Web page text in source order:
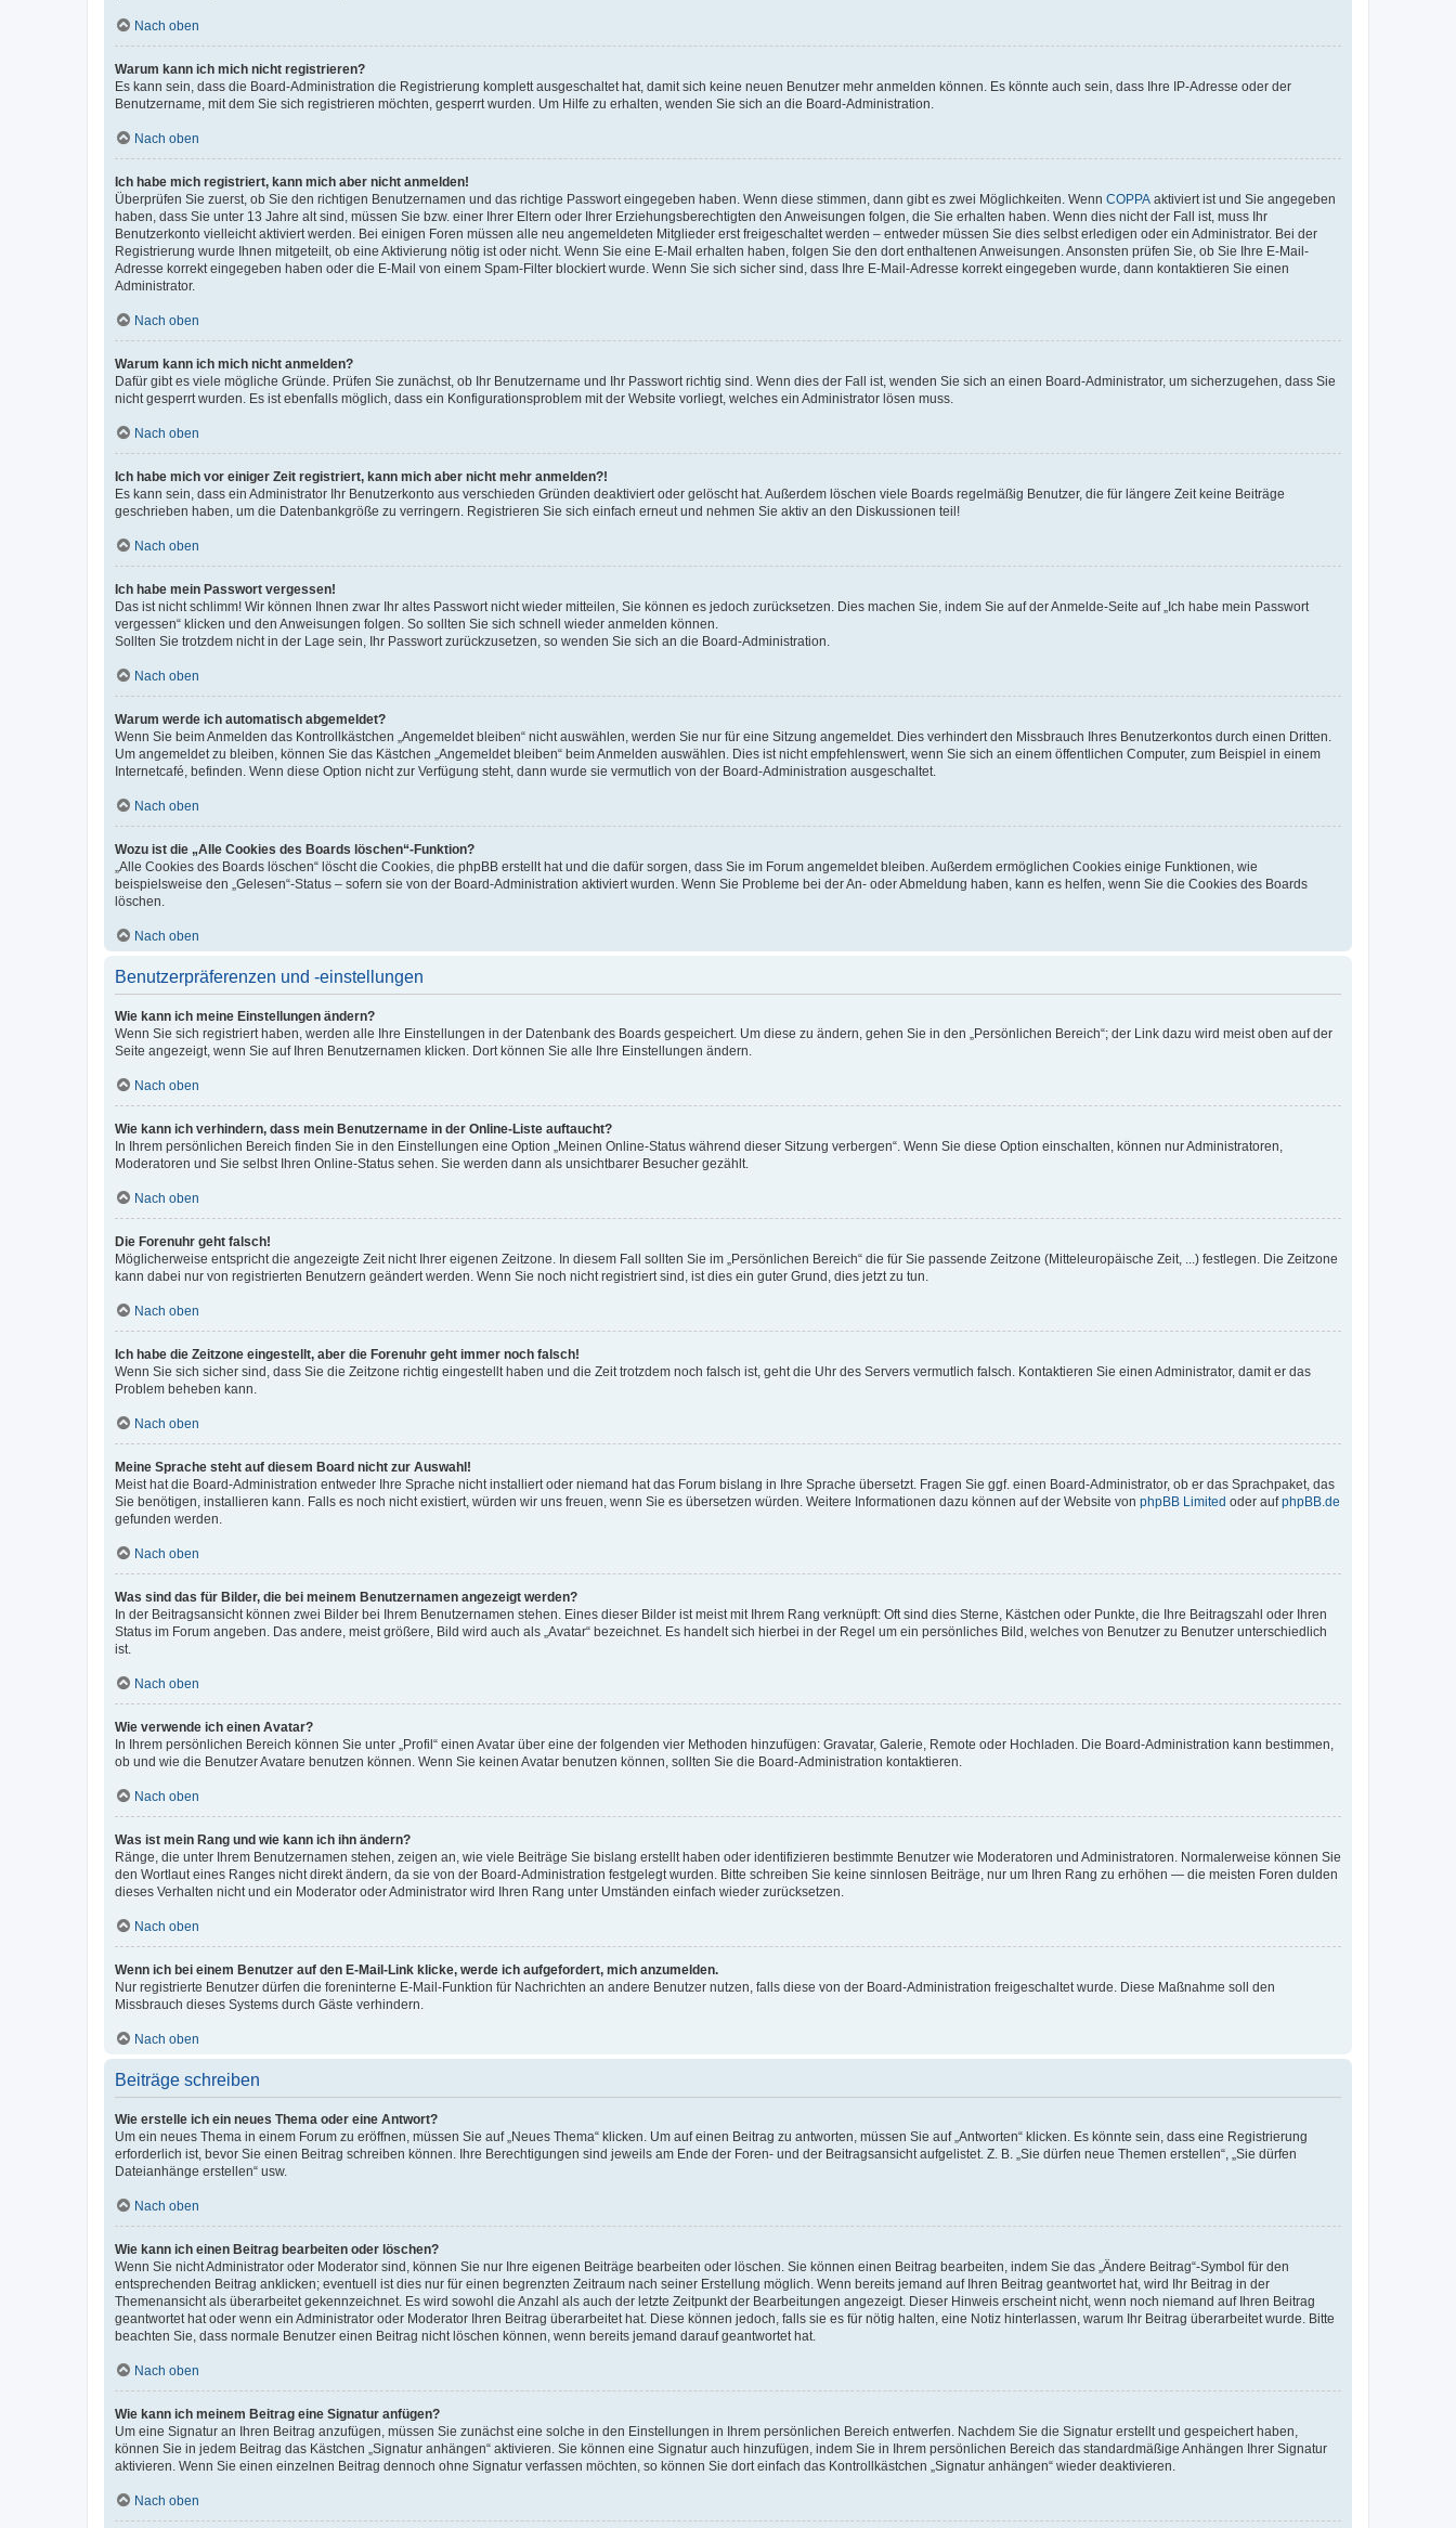
Nach oben
Warum kann ich mich nicht registrieren?
Es kann sein, dass die Board-Administration die Registrierung komplett ausgeschaltet hat, damit sich keine neuen Benutzer mehr anmelden können. Es könnte auch sein, dass Ihre IP-Adresse oder der
Benutzername, mit dem Sie sich registrieren möchten, gesperrt wurden. Um Hilfe zu erhalten, wenden Sie sich an die Board-Administration.
Nach oben
Ich habe mich registriert, kann mich aber nicht anmelden!
Überprüfen Sie zuerst, ob Sie den richtigen Benutzernamen und das richtige Passwort eingegeben haben. Wenn diese stimmen, dann gibt es zwei Möglichkeiten. Wenn COPPA aktiviert ist und Sie angegeben
haben, dass Sie unter 13 Jahre alt sind, müssen Sie bzw. einer Ihrer Eltern oder Ihrer Erziehungsberechtigten den Anweisungen folgen, die Sie erhalten haben. Wenn dies nicht der Fall ist, muss Ihr
Benutzerkonto vielleicht aktiviert werden. Bei einigen Foren müssen alle neu angemeldeten Mitglieder erst freigeschaltet werden – entweder müssen Sie dies selbst erledigen oder ein Administrator. Bei der
Registrierung wurde Ihnen mitgeteilt, ob eine Aktivierung nötig ist oder nicht. Wenn Sie eine E-Mail erhalten haben, folgen Sie den dort enthaltenen Anweisungen. Ansonsten prüfen Sie, ob Sie Ihre E-Mail-
Adresse korrekt eingegeben haben oder die E-Mail von einem Spam-Filter blockiert wurde. Wenn Sie sich sicher sind, dass Ihre E-Mail-Adresse korrekt eingegeben wurde, dann kontaktieren Sie einen
Administrator.
Nach oben
Warum kann ich mich nicht anmelden?
Dafür gibt es viele mögliche Gründe. Prüfen Sie zunächst, ob Ihr Benutzername und Ihr Passwort richtig sind. Wenn dies der Fall ist, wenden Sie sich an einen Board-Administrator, um sicherzugehen, dass Sie
nicht gesperrt wurden. Es ist ebenfalls möglich, dass ein Konfigurationsproblem mit der Website vorliegt, welches ein Administrator lösen muss.
Nach oben
Ich habe mich vor einiger Zeit registriert, kann mich aber nicht mehr anmelden?!
Es kann sein, dass ein Administrator Ihr Benutzerkonto aus verschieden Gründen deaktiviert oder gelöscht hat. Außerdem löschen viele Boards regelmäßig Benutzer, die für längere Zeit keine Beiträge
geschrieben haben, um die Datenbankgröße zu verringern. Registrieren Sie sich einfach erneut und nehmen Sie aktiv an den Diskussionen teil!
Nach oben
Ich habe mein Passwort vergessen!
Das ist nicht schlimm! Wir können Ihnen zwar Ihr altes Passwort nicht wieder mitteilen, Sie können es jedoch zurücksetzen. Dies machen Sie, indem Sie auf der Anmelde-Seite auf „Ich habe mein Passwort
vergessen“ klicken und den Anweisungen folgen. So sollten Sie sich schnell wieder anmelden können.
Sollten Sie trotzdem nicht in der Lage sein, Ihr Passwort zurückzusetzen, so wenden Sie sich an die Board-Administration.
Nach oben
Warum werde ich automatisch abgemeldet?
Wenn Sie beim Anmelden das Kontrollkästchen „Angemeldet bleiben“ nicht auswählen, werden Sie nur für eine Sitzung angemeldet. Dies verhindert den Missbrauch Ihres Benutzerkontos durch einen Dritten.
Um angemeldet zu bleiben, können Sie das Kästchen „Angemeldet bleiben“ beim Anmelden auswählen. Dies ist nicht empfehlenswert, wenn Sie sich an einem öffentlichen Computer, zum Beispiel in einem
Internetcafé, befinden. Wenn diese Option nicht zur Verfügung steht, dann wurde sie vermutlich von der Board-Administration ausgeschaltet.
Nach oben
Wozu ist die „Alle Cookies des Boards löschen“-Funktion?
„Alle Cookies des Boards löschen“ löscht die Cookies, die phpBB erstellt hat und die dafür sorgen, dass Sie im Forum angemeldet bleiben. Außerdem ermöglichen Cookies einige Funktionen, wie
beispielsweise den „Gelesen“-Status – sofern sie von der Board-Administration aktiviert wurden. Wenn Sie Probleme bei der An- oder Abmeldung haben, kann es helfen, wenn Sie die Cookies des Boards
löschen.
Nach oben
Benutzerpräferenzen und -einstellungen
Wie kann ich meine Einstellungen ändern?
Wenn Sie sich registriert haben, werden alle Ihre Einstellungen in der Datenbank des Boards gespeichert. Um diese zu ändern, gehen Sie in den „Persönlichen Bereich“; der Link dazu wird meist oben auf der
Seite angezeigt, wenn Sie auf Ihren Benutzernamen klicken. Dort können Sie alle Ihre Einstellungen ändern.
Nach oben
Wie kann ich verhindern, dass mein Benutzername in der Online-Liste auftaucht?
In Ihrem persönlichen Bereich finden Sie in den Einstellungen eine Option „Meinen Online-Status während dieser Sitzung verbergen“. Wenn Sie diese Option einschalten, können nur Administratoren,
Moderatoren und Sie selbst Ihren Online-Status sehen. Sie werden dann als unsichtbarer Besucher gezählt.
Nach oben
Die Forenuhr geht falsch!
Möglicherweise entspricht die angezeigte Zeit nicht Ihrer eigenen Zeitzone. In diesem Fall sollten Sie im „Persönlichen Bereich“ die für Sie passende Zeitzone (Mitteleuropäische Zeit, ...) festlegen. Die Zeitzone
kann dabei nur von registrierten Benutzern geändert werden. Wenn Sie noch nicht registriert sind, ist dies ein guter Grund, dies jetzt zu tun.
Nach oben
Ich habe die Zeitzone eingestellt, aber die Forenuhr geht immer noch falsch!
Wenn Sie sich sicher sind, dass Sie die Zeitzone richtig eingestellt haben und die Zeit trotzdem noch falsch ist, geht die Uhr des Servers vermutlich falsch. Kontaktieren Sie einen Administrator, damit er das
Problem beheben kann.
Nach oben
Meine Sprache steht auf diesem Board nicht zur Auswahl!
Meist hat die Board-Administration entweder Ihre Sprache nicht installiert oder niemand hat das Forum bislang in Ihre Sprache übersetzt. Fragen Sie ggf. einen Board-Administrator, ob er das Sprachpaket, das
Sie benötigen, installieren kann. Falls es noch nicht existiert, würden wir uns freuen, wenn Sie es übersetzen würden. Weitere Informationen dazu können auf der Website von phpBB Limited oder aufphpBB.de
gefunden werden.
Nach oben
Was sind das für Bilder, die bei meinem Benutzernamen angezeigt werden?
In der Beitragsansicht können zwei Bilder bei Ihrem Benutzernamen stehen. Eines dieser Bilder ist meist mit Ihrem Rang verknüpft: Oft sind dies Sterne, Kästchen oder Punkte, die Ihre Beitragszahl oder Ihren
Status im Forum angeben. Das andere, meist größere, Bild wird auch als „Avatar“ bezeichnet. Es handelt sich hierbei in der Regel um ein persönliches Bild, welches von Benutzer zu Benutzer unterschiedlich
ist.
Nach oben
Wie verwende ich einen Avatar?
In Ihrem persönlichen Bereich können Sie unter „Profil“ einen Avatar über eine der folgenden vier Methoden hinzufügen: Gravatar, Galerie, Remote oder Hochladen. Die Board-Administration kann bestimmen,
ob und wie die Benutzer Avatare benutzen können. Wenn Sie keinen Avatar benutzen können, sollten Sie die Board-Administration kontaktieren.
Nach oben
Was ist mein Rang und wie kann ich ihn ändern?
Ränge, die unter Ihrem Benutzernamen stehen, zeigen an, wie viele Beiträge Sie bislang erstellt haben oder identifizieren bestimmte Benutzer wie Moderatoren und Administratoren. Normalerweise können Sie
den Wortlaut eines Ranges nicht direkt ändern, da sie von der Board-Administration festgelegt wurden. Bitte schreiben Sie keine sinnlosen Beiträge, nur um Ihren Rang zu erhöhen — die meisten Foren dulden
dieses Verhalten nicht und ein Moderator oder Administrator wird Ihren Rang unter Umständen einfach wieder zurücksetzen.
Nach oben
Wenn ich bei einem Benutzer auf den E-Mail-Link klicke, werde ich aufgefordert, mich anzumelden.
Nur registrierte Benutzer dürfen die foreninterne E-Mail-Funktion für Nachrichten an andere Benutzer nutzen, falls diese von der Board-Administration freigeschaltet wurde. Diese Maßnahme soll den
Missbrauch dieses Systems durch Gäste verhindern.
Nach oben
Beiträge schreiben
Wie erstelle ich ein neues Thema oder eine Antwort?
Um ein neues Thema in einem Forum zu eröffnen, müssen Sie auf „Neues Thema“ klicken. Um auf einen Beitrag zu antworten, müssen Sie auf „Antworten“ klicken. Es könnte sein, dass eine Registrierung
erforderlich ist, bevor Sie einen Beitrag schreiben können. Ihre Berechtigungen sind jeweils am Ende der Foren- und der Beitragsansicht aufgelistet. Z. B. „Sie dürfen neue Themen erstellen“, „Sie dürfen
Dateianhänge erstellen“ usw.
Nach oben
Wie kann ich einen Beitrag bearbeiten oder löschen?
Wenn Sie nicht Administrator oder Moderator sind, können Sie nur Ihre eigenen Beiträge bearbeiten oder löschen. Sie können einen Beitrag bearbeiten, indem Sie das „Ändere Beitrag“-Symbol für den
entsprechenden Beitrag anklicken; eventuell ist dies nur für einen begrenzten Zeitraum nach seiner Erstellung möglich. Wenn bereits jemand auf Ihren Beitrag geantwortet hat, wird Ihr Beitrag in der
Themenansicht als überarbeitet gekennzeichnet. Es wird sowohl die Anzahl als auch der letzte Zeitpunkt der Bearbeitungen angezeigt. Dieser Hinweis erscheint nicht, wenn noch niemand auf Ihren Beitrag
geantwortet hat oder wenn ein Administrator oder Moderator Ihren Beitrag überarbeitet hat. Diese können jedoch, falls sie es für nötig halten, eine Notiz hinterlassen, warum Ihr Beitrag überarbeitet wurde. Bitte
beachten Sie, dass normale Benutzer einen Beitrag nicht löschen können, wenn bereits jemand darauf geantwortet hat.
Nach oben
Wie kann ich meinem Beitrag eine Signatur anfügen?
Um eine Signatur an Ihren Beitrag anzufügen, müssen Sie zunächst eine solche in den Einstellungen in Ihrem persönlichen Bereich entwerfen. Nachdem Sie die Signatur erstellt und gespeichert haben,
können Sie in jedem Beitrag das Kästchen „Signatur anhängen“ aktivieren. Sie können eine Signatur auch hinzufügen, indem Sie in Ihrem persönlichen Bereich das standardmäßige Anhängen Ihrer Signatur
aktivieren. Wenn Sie einen einzelnen Beitrag dennoch ohne Signatur verfassen möchten, so können Sie dort einfach das Kontrollkästchen „Signatur anhängen“ wieder deaktivieren.
Nach oben